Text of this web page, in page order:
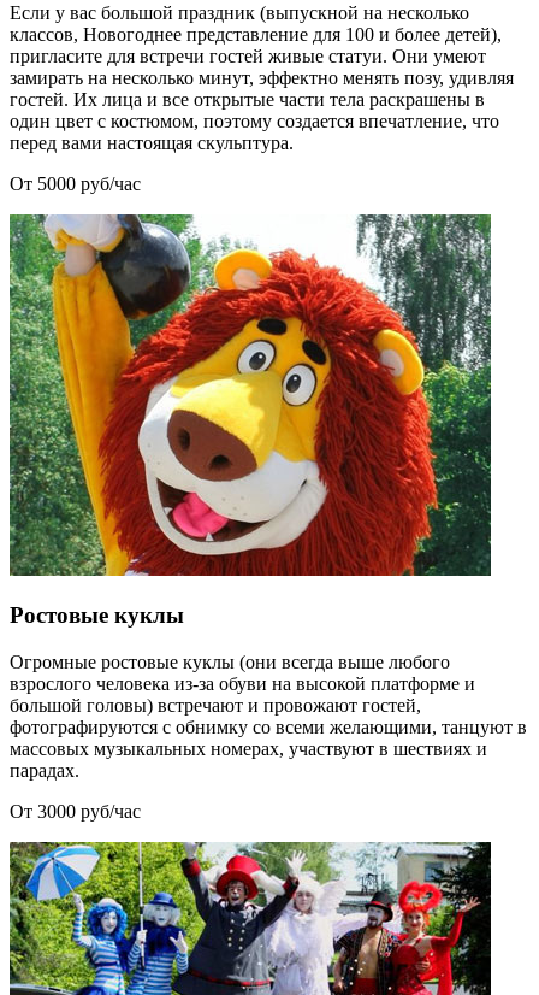
Если у вас большой праздник (выпускной на несколько
классов, Новогоднее представление для 100 и более детей),
пригласите для встречи гостей живые статуи. Они умеют
замирать на несколько минут, эффектно менять позу, удивляя
гостей. Их лица и все открытые части тела раскрашены в
один цвет с костюмом, поэтому создается впечатление, что
перед вами настоящая скульптура.
От 5000 руб/час
Ростовые куклы
Огромные ростовые куклы (они всегда выше любого
взрослого человека из-за обуви на высокой платформе и
большой головы) встречают и провожают гостей,
фотографируются с обнимку со всеми желающими, танцуют в
массовых музыкальных номерах, участвуют в шествиях и
парадах.
От 3000 руб/час